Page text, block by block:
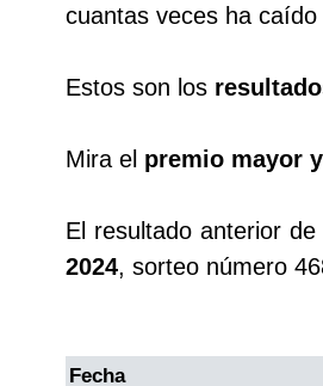
Sinuano Noche
cuantas veces ha
Estos son los
Mira el premio mayor
El resultado anterior de
2024, sorteo número
Fecha